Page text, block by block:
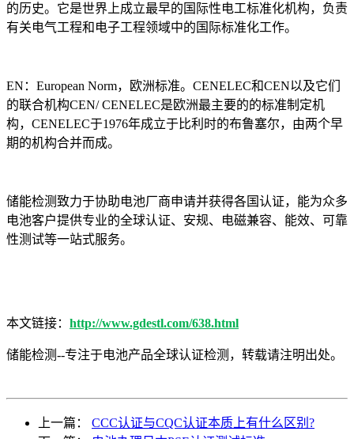
的历史。它是世界上成立最早的国际性电工标准化机构，负责
有关电气工程和电子工程领域中的国际标准化工作。
EN：European Norm，欧洲标准。CENELEC和CEN以及它们
的联合机构CEN/ CENELEC是欧洲最主要的的标准制定机
构，CENELEC于1976年成立于比利时的布鲁塞尔，由两个早
期的机构合并而成。
储能检测致力于协助电池厂商申请并获得各国认证，能为众多
电池客户提供专业的全球认证、安规、电磁兼容、能效、可靠
性测试等一站式服务。
本文链接： http://www.gdestl.com/638.html
储能检测--专注于电池产品全球认证检测，转载请注明出处。
上一篇： CCC认证与CQC认证本质上有什么区别?